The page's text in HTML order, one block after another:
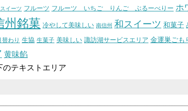
スイーツ フルーツ フルーツ いちご りんご ぶるーべりー ホ
州銘菓 冷やして美味しい 南信州 和スイーツ 和菓子
替わり 生協 生菓子 美味しい 諏訪湖サービスエリア 金運巣ごも
黄味餡
のテキストエリア